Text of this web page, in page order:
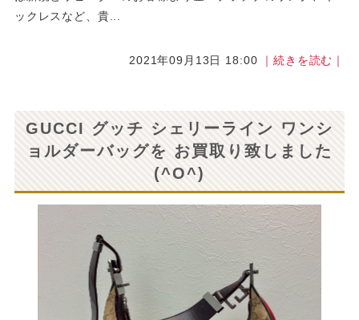
ックレスなど、貴...
2021年09月13日 18:00 ｜続きを読む｜
GUCCI グッチ シェリーライン ワンシ
ョルダーバッグを お買取り致しました
(^O^)